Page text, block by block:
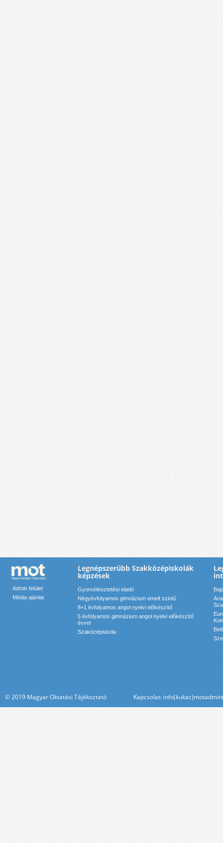
Admin felület
Média ajánlat
Legnépszerűbb Szakközépiskolák
képzések
Gyorsétkeztetési eladó
Négyévfolyamos gimnázium emelt szintű
8+1 évfolyamos angol nyelvi előkészítő
5 évfolyamos gimnázium angol nyelvi előkészítő
évvel
Szaközépiskola
© 2019 Magyar Oktatási Tájékoztató Kapcsolat: